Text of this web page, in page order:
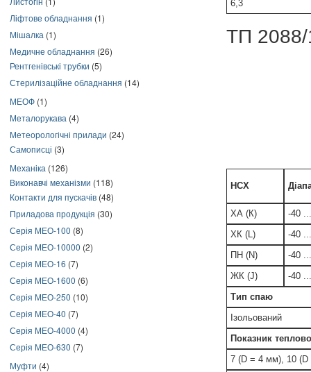
Ліфтове обладнання (1)
Мішалка (1)
Медичне обладнання (26)
Рентгенівські трубки (5)
Стерилізаційне обладнання (14)
МЕОФ (1)
Металорукава (4)
Метеорологічні прилади (24)
Самописці (3)
Механіка (126)
Виконавчі механізми (118)
Контакти для пускачів (48)
Приладова продукція (30)
Серія МЕО-100 (8)
Серія МЕО-10000 (2)
Серія МЕО-16 (7)
Серія МЕО-1600 (6)
Серія МЕО-250 (10)
Серія МЕО-40 (7)
Серія МЕО-4000 (4)
Серія МЕО-630 (7)
Муфти (4)
6,3
ТП
НСХ
ХА (К)
-40
ХК (L)
-40
ПН (N)
-40
ЖК (J)
-40
Тип спаю
Ізольований
Показник
7 (D = 4 мм), 10